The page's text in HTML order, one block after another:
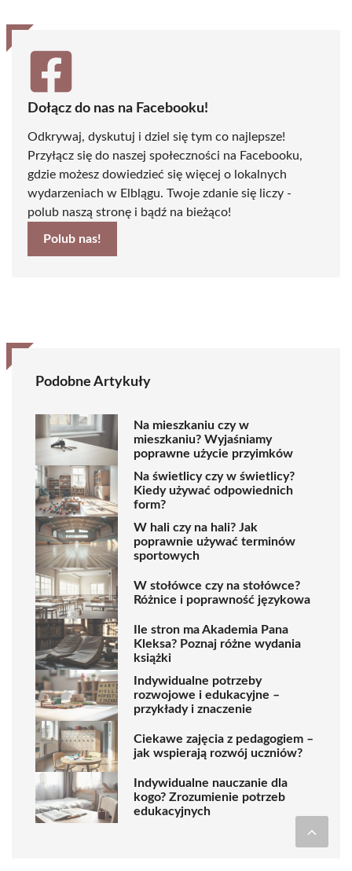
Dołącz do nas na Facebooku!
Odkrywaj, dyskutuj i dziel się tym co najlepsze!
Przyłącz się do naszej społeczności na Facebooku,
gdzie możesz dowiedzieć się więcej o lokalnych
wydarzeniach w Elblągu. Twoje zdanie się liczy -
polub naszą stronę i bądź na bieżąco!
Polub nas!
Podobne Artykuły
Na mieszkaniu czy w
mieszkaniu? Wyjaśniamy
poprawne użycie przyimków
Na świetlicy czy w świetlicy?
Kiedy używać odpowiednich
form?
W hali czy na hali? Jak
poprawnie używać terminów
sportowych
W stołówce czy na stołówce?
Różnice i poprawność językowa
Ile stron ma Akademia Pana
Kleksa? Poznaj różne wydania
książki
Indywidualne potrzeby
rozwojowe i edukacyjne –
przykłady i znaczenie
Ciekawe zajęcia z pedagogiem –
jak wspierają rozwój uczniów?
Indywidualne nauczanie dla
kogo? Zrozumienie potrzeb
edukacyjnych